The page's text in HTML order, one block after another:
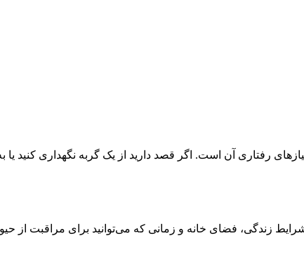
زندگی، فضای خانه و زمانی که می‌توانید برای مراقبت از